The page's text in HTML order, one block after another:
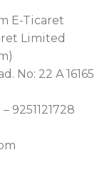
E-Ticaret
Limited
No: 22 A 16165
9251121728